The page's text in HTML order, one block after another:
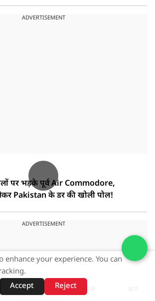
ADVERTISEMENT
पर भड़के पूर्व Air Commodore,
Pakistan के डर की खोली पोल!
ADVERTISEMENT
enhance your experience. You can
Accept
Reject